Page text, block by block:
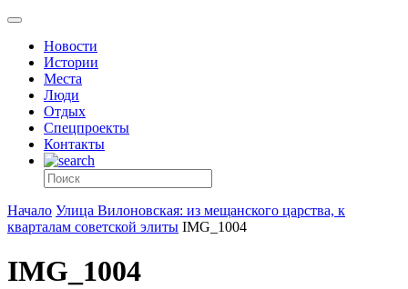
Новости
Истории
Места
Люди
Отдых
Спецпроекты
Контакты
Начало Улица Вилоновская: из мещанского царства, к
кварталам советской элиты IMG_1004
IMG_1004